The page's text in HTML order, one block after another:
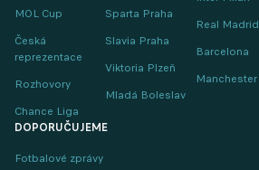
MOL Cup
Česká
reprezentace
Rozhovory
Chance Liga
Sparta Praha
Slavia Praha
Viktoria Plzeň
Mladá Boleslav
Real Madrid
Barcelona
Manchester
DOPORUČUJEME
Fotbalové zprávy